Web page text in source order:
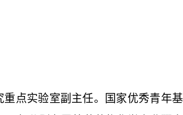
点实验室副主任。国家优秀青年基